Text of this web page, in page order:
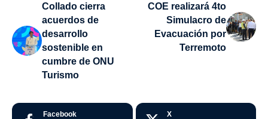
Collado cierra
acuerdos de
desarrollo
sostenible en
cumbre de ONU
Turismo
COE realizará 4to
Simulacro de
Evacuación por
Terremoto
Facebook X